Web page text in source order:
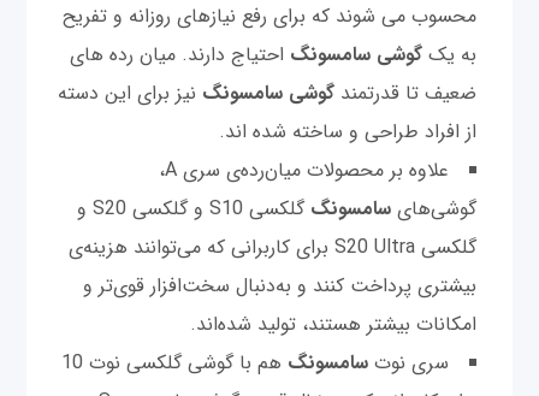
محسوب می شوند که برای رفع نیازهای روزانه و تفریح
به یکگوشی سامسونگ احتیاج دارند. میان رده های
ضعیف تا قدرتمند گوشی سامسونگ نیز برای این دسته
از افراد طراحی و ساخته شده اند.
علاوه بر محصولات میان‌رده‌ی سری A،
گوشی‌هایسامسونگ
گلکسی S10 و گلکسی S20 و
گلکسی S20 Ultra برای کاربرانی که می‌توانند هزینه‌ی
بیشتری پرداخت کنند و به‌دنبال سخت‌افزار قوی‌تر و
امکانات بیشتر هستند، تولید شده‌اند.
سری نوت سامسونگ
هم با گوشی گلکسی نوت 10